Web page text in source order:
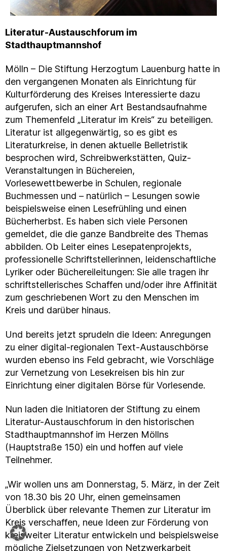
Literatur-Austauschforum im
Stadthauptmannshof
Mölln – Die Stiftung Herzogtum Lauenburg hatte in
den vergangenen Monaten als Einrichtung für
Kulturförderung des Kreises Interessierte dazu
aufgerufen, sich an einer Art Bestandsaufnahme
zum Themenfeld „Literatur im Kreis“ zu beteiligen.
Literatur ist allgegenwärtig, so es gibt es
Literaturkreise, in denen aktuelle Belletristik
besprochen wird, Schreibwerkstätten, Quiz-
Veranstaltungen in Büchereien,
Vorlesewettbewerbe in Schulen, regionale
Buchmessen und – natürlich – Lesungen sowie
beispielsweise einen Lesefrühling und einen
Bücherherbst. Es haben sich viele Personen
gemeldet, die die ganze Bandbreite des Themas
abbilden. Ob Leiter eines Lesepatenprojekts,
professionelle Schriftstellerinnen, leidenschaftliche
Lyriker oder Büchereileitungen: Sie alle tragen ihr
schriftstellerisches Schaffen und/oder ihre Affinität
zum geschriebenen Wort zu den Menschen im
Kreis und darüber hinaus.
Und bereits jetzt sprudeln die Ideen: Anregungen
zu einer digital-regionalen Text-Austauschbörse
wurden ebenso ins Feld gebracht, wie Vorschläge
zur Vernetzung von Lesekreisen bis hin zur
Einrichtung einer digitalen Börse für Vorlesende.
Nun laden die Initiatoren der Stiftung zu einem
Literatur-Austauschforum in den historischen
Stadthauptmannshof im Herzen Möllns
(Hauptstraße 150) ein und hoffen auf viele
Teilnehmer.
„Wir wollen uns am Donnerstag, 5. März, in der Zeit
von 18.30 bis 20 Uhr, einen gemeinsamen
Überblick über relevante Themen zur Literatur im
Kreis verschaffen, neue Ideen zur Förderung von
kreisweiter Literatur entwickeln und beispielsweise
mögliche Zielsetzungen von Netzwerkarbeit